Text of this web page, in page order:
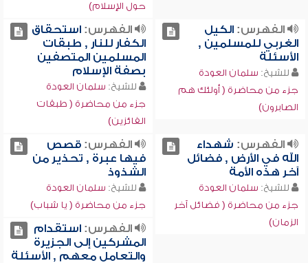
حول الإسلام)
الفهرس:الكيل
الغربي للمسلمين ,
الأسئلة
للشيخ: سلمان العودة
جزء من محاضرة ( أولئك هم
الصابرون)
الفهرس:استحقاق
الكفار للنار , طبقات
المسلمين المتصفين
بصفة الإسلام
للشيخ: سلمان العودة
جزء من محاضرة ( طبقات
الفائزين)
الفهرس: شهداء
الله في الأرض , فضائل
آخر هذه الأمة
للشيخ: سلمان العودة
جزء من محاضرة ( فضائل آخر
الزمان)
الفهرس:قصص
فيها عبرة , تحذير من
الشذوذ
للشيخ: سلمان العودة
جزء من محاضرة ( يا شباب)
الفهرس:استقدام
المشركين إلى الجزيرة
والتعامل معهم , الأسئلة